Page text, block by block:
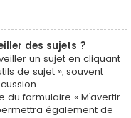
des sujets ?
un sujet en cliquant
de sujet », souvent
formulaire « M’avertir
également de